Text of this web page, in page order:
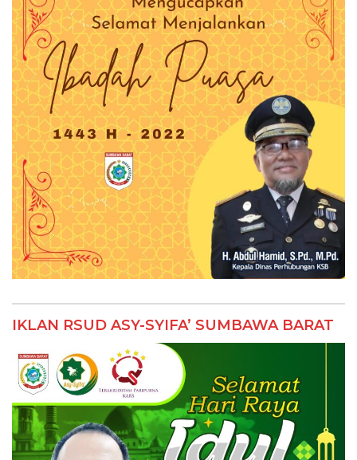
IKLAN RSUD ASY-SYIFA’ SUMBAWA BARAT